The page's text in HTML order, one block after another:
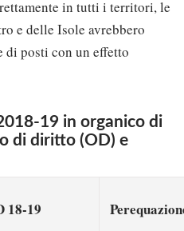
in tutti i territori, le
e delle Isole avrebbero
di posti con un effetto
19 in organico di
di diritto (OD) e
18-19